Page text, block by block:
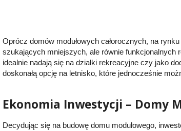
Oprócz domów modułowych całorocznych, na
szukających mniejszych, ale równie funkcjonalnych
idealnie nadają się na działki rekreacyjne czy jako
doskonałą opcję na letnisko, które jednocześnie
Ekonomia Inwestycji – Domy
Decydując się na budowę domu modułowego,